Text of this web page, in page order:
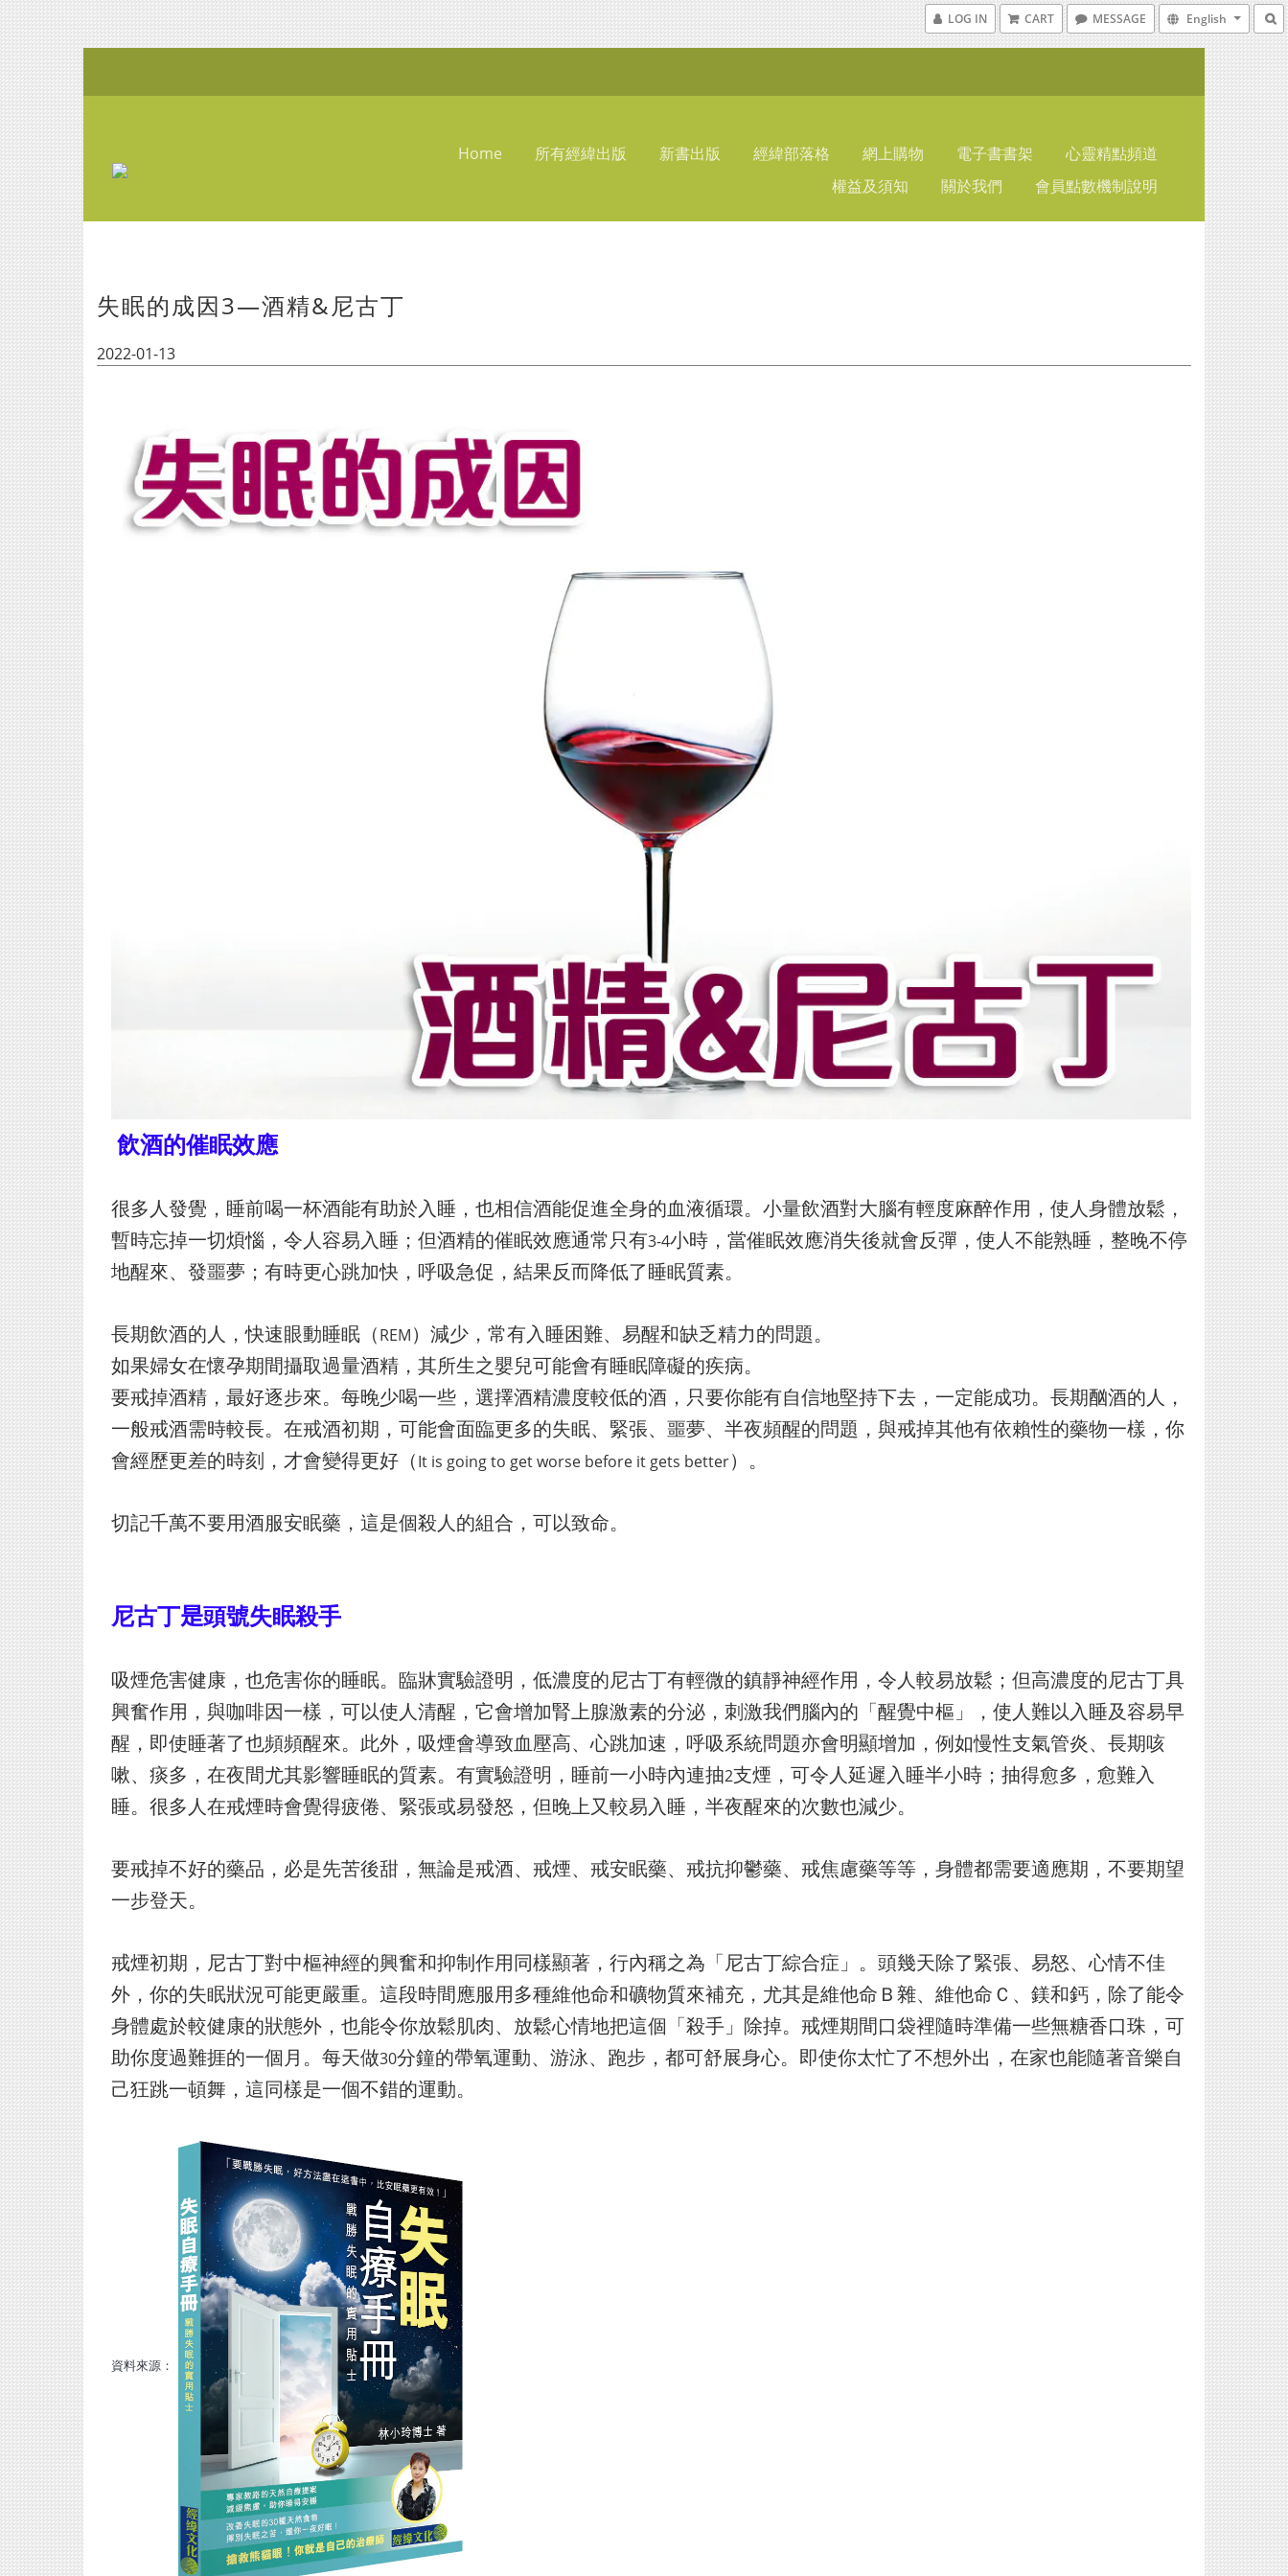
LOG IN CART MESSAGE English
Home 所有經緯出版 新書出版 經緯部落格 網上購物 電子書書架
心靈精點頻道
權益及須知
關於我們 會員點數機制說明
失眠的成因3—酒精&尼古丁
2022-01-13
飲酒的催眠效應
很多人發覺，睡前喝一杯酒能有助於入睡，也相信酒能促進全身的血液循環。小量飲酒對大腦有輕度麻醉作用，使人身體放鬆，
暫時忘掉一切煩惱，令人容易入睡；但酒精的催眠效應通常只有3-4小時，當催眠效應消失後就會反彈，使人不能熟睡，整晚不停
地醒來、發噩夢；有時更心跳加快，呼吸急促，結果反而降低了睡眠質素。
長期飲酒的人，快速眼動睡眠（REM）減少，常有入睡困難、易醒和缺乏精力的問題。
如果婦女在懷孕期間攝取過量酒精，其所生之嬰兒可能會有睡眠障礙的疾病。
要戒掉酒精，最好逐步來。每晚少喝一些，選擇酒精濃度較低的酒，只要你能有自信地堅持下去，一定能成功。長期酗酒的人，
一般戒酒需時較長。在戒酒初期，可能會面臨更多的失眠、緊張、噩夢、半夜頻醒的問題，與戒掉其他有依賴性的藥物一樣，你
會經歷更差的時刻，才會變得更好（It is going to get worse before it gets better）。
切記千萬不要用酒服安眠藥，這是個殺人的組合，可以致命。
尼古丁是頭號失眠殺手
吸煙危害健康，也危害你的睡眠。臨牀實驗證明，低濃度的尼古丁有輕微的鎮靜神經作用，令人較易放鬆；但高濃度的尼古丁具
興奮作用，與咖啡因一樣，可以使人清醒，它會增加腎上腺激素的分泌，刺激我們腦內的「醒覺中樞」，使人難以入睡及容易早
醒，即使睡著了也頻頻醒來。此外，吸煙會導致血壓高、心跳加速，呼吸系統問題亦會明顯增加，例如慢性支氣管炎、長期咳
嗽、痰多，在夜間尤其影響睡眠的質素。有實驗證明，睡前一小時內連抽2支煙，可令人延遲入睡半小時；抽得愈多，愈難入
睡。很多人在戒煙時會覺得疲倦、緊張或易發怒，但晚上又較易入睡，半夜醒來的次數也減少。
要戒掉不好的藥品，必是先苦後甜，無論是戒酒、戒煙、戒安眠藥、戒抗抑鬱藥、戒焦慮藥等等，身體都需要適應期，不要期望
一步登天。
戒煙初期，尼古丁對中樞神經的興奮和抑制作用同樣顯著，行內稱之為「尼古丁綜合症」。頭幾天除了緊張、易怒、心情不佳
外，你的失眠狀況可能更嚴重。這段時間應服用多種維他命和礦物質來補充，尤其是維他命Ｂ雜、維他命Ｃ、鎂和鈣，除了能令
身體處於較健康的狀態外，也能令你放鬆肌肉、放鬆心情地把這個「殺手」除掉。戒煙期間口袋裡隨時準備一些無糖香口珠，可
助你度過難捱的一個月。每天做30分鐘的帶氧運動、游泳、跑步，都可舒展身心。即使你太忙了不想外出，在家也能隨著音樂自
己狂跳一頓舞，這同樣是一個不錯的運動。
資料來源：